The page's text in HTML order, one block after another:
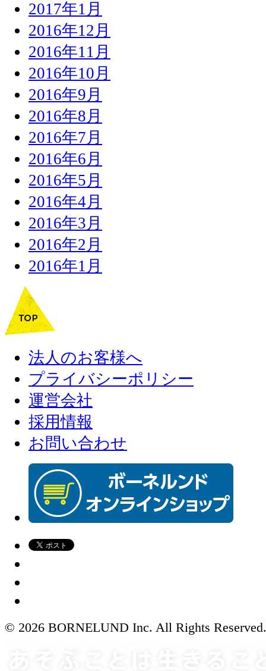
2017年1月
2016年12月
2016年11月
2016年10月
2016年9月
2016年8月
2016年7月
2016年6月
2016年5月
2016年4月
2016年3月
2016年2月
2016年1月
法人のお客様へ
プライバシーポリシー
運営会社
採用情報
お問い合わせ
© 2026 BORNELUND Inc. All Rights Reserved.